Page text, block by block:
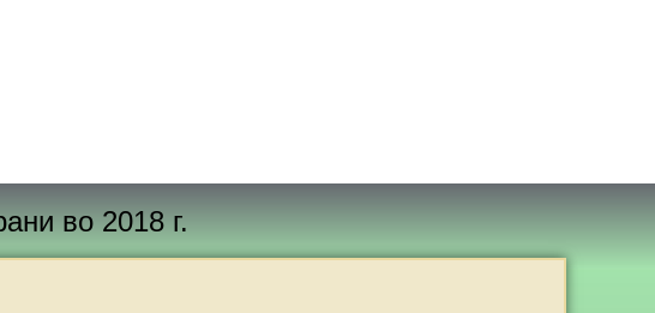
во 2018 г.